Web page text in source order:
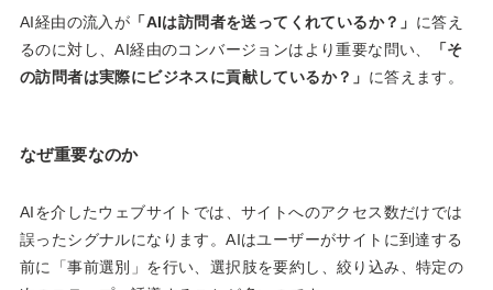
AI経由の流入が 「AIは訪問者を送ってくれているか？」 に答え
るのに対し、AI経由のコンバージョンはより重要な問い、
「そ
の訪問者は実際にビジネスに貢献しているか？」 に答えます。
なぜ重要なのか
AIを介したウェブサイトでは、サイトへのアクセス数だけでは
誤ったシグナルになります。AIはユーザーがサイトに到達する
前に「事前選別」を行い、選択肢を要約し、絞り込み、特定の